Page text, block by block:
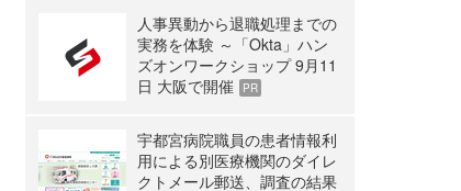
人事異動から退職処理までの
実務を体験 ～「Okta」ハン
ズオンワークショップ 9月11
日 大阪で開催
PR
宇都宮病院職員の患者情報利
用による別医療機関のダイレ
クトメール郵送、調査の結果